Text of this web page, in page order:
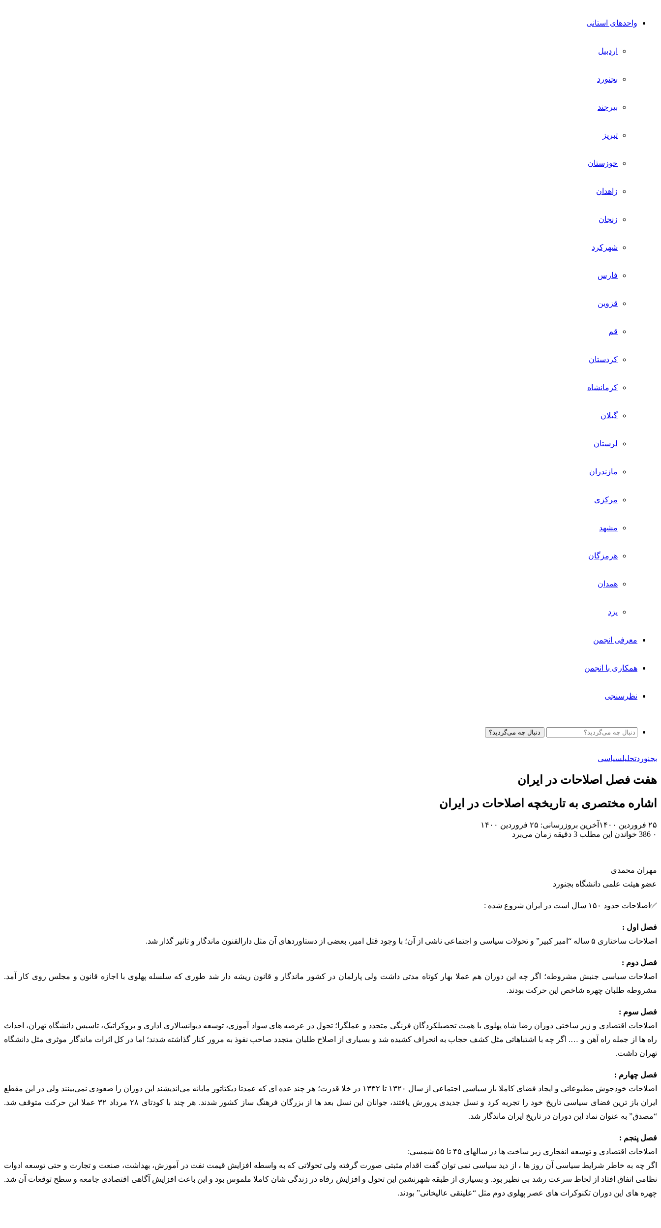
واحدهای استانی
اردبیل
بجنورد
بیرجند
تبریز
خوزستان
زاهدان
زنجان
شهرکرد
فارس
قزوین
قم
کردستان
کرمانشاه
گیلان
لرستان
مازندران
مرکزی
مشهد
هرمزگان
همدان
یزد
معرفی انجمن
همکاری با انجمن
نظرسنجی
دنبال چه می‌گردید؟
بجنوردتحلیلسیاسی
هفت فصل اصلاحات در ایران
اشاره مختصری به تاریخچه اصلاحات در ایران
۲۵ فروردین ۱۴۰۰
آخرین بروزرسانی: ۲۵ فروردین ۱۴۰۰
۰
خواندن این مطلب 3 دقیقه زمان می‌برد
مهران محمدی
عضو هیئت علمی دانشگاه بجنورد
✅اصلاحات حدود ۱۵۰ سال است در ایران شروع شده :
فصل اول :
اصلاحات ساختاری ۵ ساله “امیر کبیر” و تحولات سیاسی و اجتماعی ناشی از آن؛ با وجود قتل امیر، بعضی از دستاوردهای آن مثل دارالفنون ماندگار و تاثیر گذار شد.
فصل دوم :
اصلاحات سیاسی جنبش مشروطه؛ اگر چه این دوران هم عملا بهار کوتاه مدتی داشت ولی پارلمان در کشور ماندگار و قانون ریشه دار شد طوری که سلسله پهلوی با اجازه قانون و مجلس روی کار آمد.
مشروطه طلبان چهره شاخص این حرکت بودند.
فصل سوم :
اصلاحات اقتصادی و زیر ساختی دوران رضا شاه پهلوی با همت تحصیلکردگان فرنگی متجدد و عملگرا؛ تحول در عرصه های سواد آموزی، توسعه دیوانسالاری اداری و بروکراتیک، تاسیس دانشگاه تهران، احداث
راه ها از جمله راه آهن و …. اگر چه با اشتباهاتی مثل کشف حجاب به انحراف کشیده شد و بسیاری از اصلاح طلبان متجدد صاحب نفوذ به مرور کنار گذاشته شدند؛ اما در کل اثرات ماندگار موثری مثل دانشگاه
تهران داشت.
فصل چهارم :
اصلاحات خودجوش مطبوعاتی و ایجاد فضای کاملا باز سیاسی اجتماعی از سال ۱۳۲۰ تا ۱۳۳۲ در خلا قدرت؛ هر چند عده ای که عمدتا دیکتاتور مابانه می‌اندیشند این دوران را صعودی نمی‌بینند ولی در این مقطع
ایران باز ترین فضای سیاسی تاریخ خود را تجربه کرد و نسل جدیدی پرورش یافتند، جوانان این نسل بعد ها از بزرگان فرهنگ ساز کشور شدند. هر چند با کودتای ۲۸ مرداد ۳۲ عملا این حرکت متوقف شد.
“مصدق” به عنوان نماد این دوران در تاریخ ایران ماندگار شد.
فصل پنجم :
اصلاحات اقتصادی و توسعه انفجاری زیر ساخت ها در سالهای ۴۵ تا ۵۵ شمسی:
اگر چه به خاطر شرایط سیاسی آن روز ها ، از دید سیاسی نمی توان گفت اقدام مثبتی صورت گرفته ولی تحولاتی که به واسطه افزایش قیمت نفت در آموزش، بهداشت، صنعت و تجارت و حتی توسعه ادوات
نظامی اتفاق افتاد از لحاظ سرعت رشد بی نظیر بود. و بسیاری از طبقه شهرنشین این تحول و افزایش رفاه در زندگی شان کاملا ملموس بود و این باعث افزایش آگاهی اقتصادی جامعه و سطح توقعات آن شد.
چهره های این دوران تکنوکرات های عصر پهلوی دوم مثل “علینقی عالیخانی” بودند.